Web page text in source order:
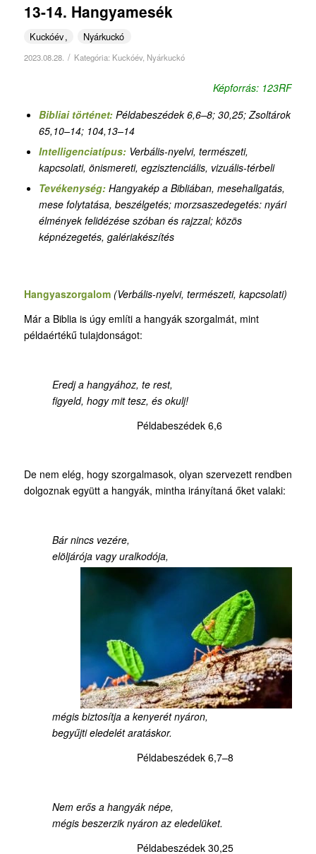
13-14. Hangyamesék
Kuckóév Nyárkuckó
2023.08.28. / Kategória: Kuckóév, Nyárkuckó
Képforrás: 123RF
Bibliai történet:Példabeszédek 6,6–8; 30,25; Zsoltárok
65,10–14; 104,13–14
Intelligenciatípus: Verbális-nyelvi, természeti,
kapcsolati, önismereti, egzisztenciális, vizuális-térbeli
Tevékenység: Hangyakép a Bibliában, mesehallgatás,
mese folytatása, beszélgetés; morzsaszedegetés: nyári
élmények felidézése szóban és rajzzal; közös
képnézegetés, galériakészítés
Hangyaszorgalom (Verbális-nyelvi, természeti, kapcsolati)
Már a Biblia is úgy említi a hangyák szorgalmát, mint
példaértékű tulajdonságot:
Eredj a hangyához, te rest,
figyeld, hogy mit tesz, és okulj!
Példabeszédek 6,6
De nem elég, hogy szorgalmasok, olyan szervezett rendben
dolgoznak együtt a hangyák, mintha irányítaná őket valaki:
Bár nincs vezére,
elöljárója vagy uralkodója,
mégis biztosítja a kenyerét nyáron,
begyűjti eledelét aratáskor.
Példabeszédek 6,7–8
Nem erős a hangyák népe,
mégis beszerzik nyáron az eledelüket.
Példabeszédek 30,25